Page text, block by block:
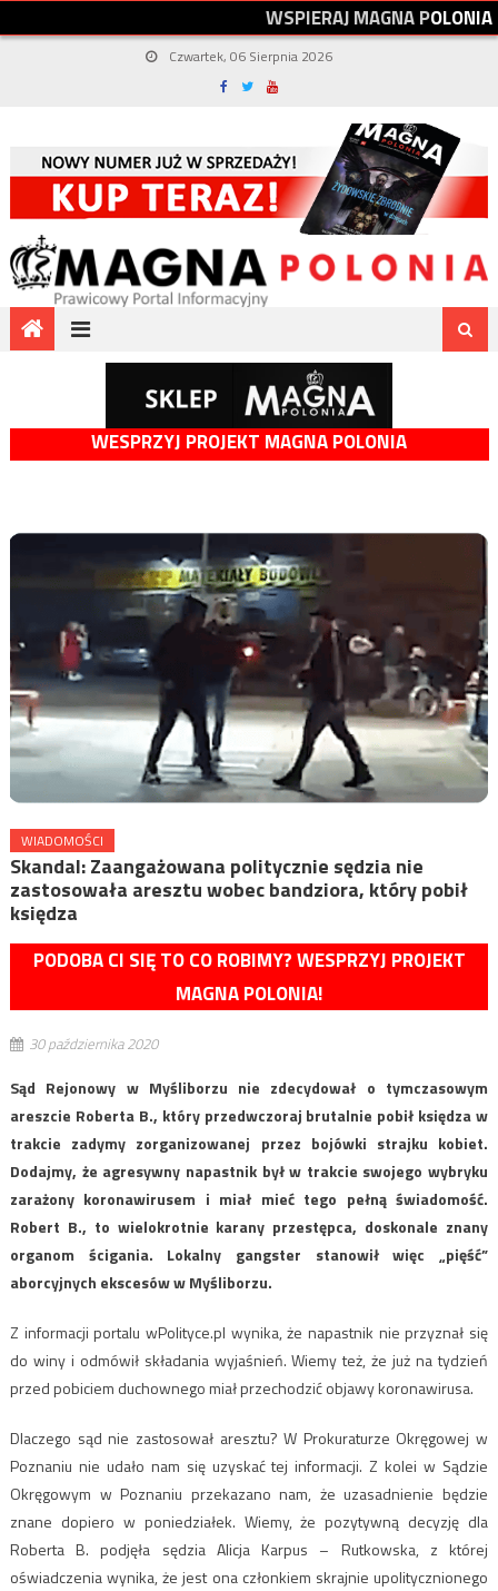
WSPIERAJMAGNAPOLONIA
Czwartek, 06 Sierpnia 2026
WESPRZYJ PROJEKT MAGNA POLONIA
WIADOMOŚCI
Skandal: Zaangażowana politycznie sędzia nie
zastosowała aresztu wobec bandziora, który pobił
księdza
PODOBA CI SIĘ TO CO ROBIMY? WESPRZYJ PROJEKT
MAGNA POLONIA!
30 października 2020
Sąd Rejonowy w Myśliborzu nie zdecydował o tymczasowym
areszcie Roberta B., który przedwczoraj brutalnie pobił księdza w
trakcie zadymy zorganizowanej przez bojówki strajku kobiet.
Dodajmy, że agresywny napastnik był w trakcie swojego wybryku
zarażony koronawirusem i miał mieć tego pełną świadomość.
Robert B., to wielokrotnie karany przestępca, doskonale znany
organom ścigania. Lokalny gangster stanowił więc „pięść”
aborcyjnych ekscesów w Myśliborzu.
Z informacji portalu wPolityce.pl wynika, że napastnik nie przyznał się
do winy i odmówił składania wyjaśnień. Wiemy też, że już na tydzień
przed pobiciem duchownego miał przechodzić objawy koronawirusa.
Dlaczego sąd nie zastosował aresztu? W Prokuraturze Okręgowej w
Poznaniu nie udało nam się uzyskać tej informacji. Z kolei w Sądzie
Okręgowym w Poznaniu przekazano nam, że uzasadnienie będzie
znane dopiero w poniedziałek. Wiemy, że pozytywną decyzję dla
Roberta B. podjęła sędzia Alicja Karpus – Rutkowska, z której
oświadczenia wynika, że jest ona członkiem skrajnie upolitycznionego